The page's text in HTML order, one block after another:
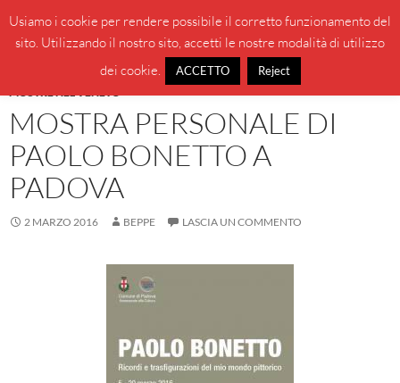
contenuto
BeppeBlog
MENU
MOSTRE NEL VENETO
MOSTRA PERSONALE DI
PAOLO BONETTO A
PADOVA
2 MARZO 2016 BEPPE LASCIA UN COMMENTO
Usiamo i cookie per rendere possibile il corretto funzionamento del
sito. Utilizzando il nostro sito, accetti le nostre modalità di utilizzo
dei cookie.
ACCETTO Reject